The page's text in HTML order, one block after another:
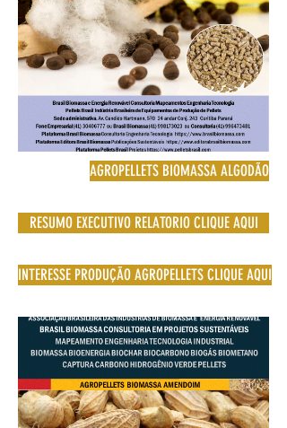
AGROPELLETS BIOMASSA ALGODÃO
RESUMO EXECUTIVO RELATORIO CLIQUE AQUI
INTERESSE PRODUÇÃO AGROPELLETS CLIQUE AQUI